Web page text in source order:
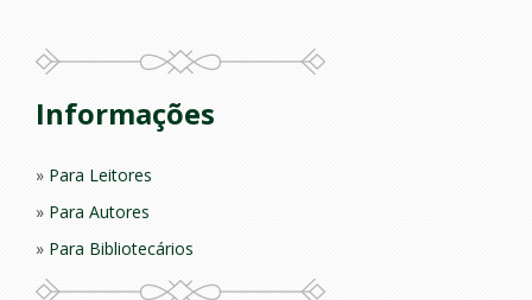
Informações
Para Leitores
Para Autores
Para Bibliotecários